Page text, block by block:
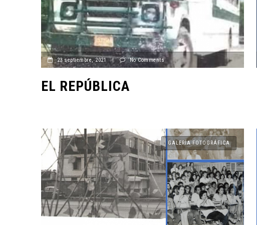
23 septiembre, 2021 | No Comments
EL REPÚBLICA
GALERÍA FOTOGRÁFICA